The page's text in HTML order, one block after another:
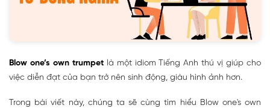
Blow one’s own trumpet là một idiom Tiếng Anh thú vị giúp cho
việc diễn đạt của bạn trở nên sinh động, giàu hình ảnh hơn.
Trong bài viết này, chúng ta sẽ cùng tìm hiểu Blow one's own